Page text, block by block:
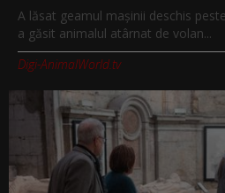
A lăsat geamul mașinii deschis
a găsit animalul atârnat de volan...
Digi-AnimalWorld.tv